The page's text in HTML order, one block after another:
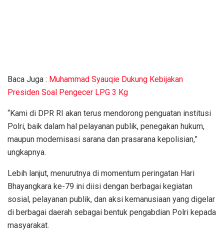
Baca Juga : Muhammad Syauqie Dukung Kebijakan
Presiden Soal Pengecer LPG 3 Kg
“Kami di DPR RI akan terus mendorong penguatan institusi
Polri, baik dalam hal pelayanan publik, penegakan hukum,
maupun modernisasi sarana dan prasarana kepolisian,”
ungkapnya.
Lebih lanjut, menurutnya di momentum peringatan Hari
Bhayangkara ke-79 ini diisi dengan berbagai kegiatan
sosial, pelayanan publik, dan aksi kemanusiaan yang digelar
di berbagai daerah sebagai bentuk pengabdian Polri kepada
masyarakat.